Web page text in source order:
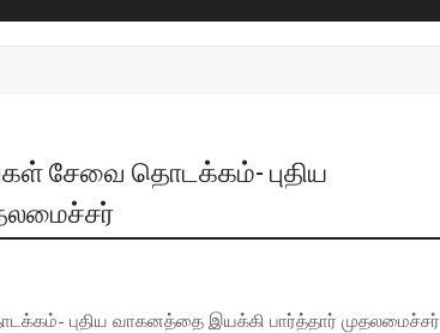
சேவை தொடக்கம்- புதிய
புதிய வாகனத்தை இயக்கி பார்த்தார் முதலமைச்சர்